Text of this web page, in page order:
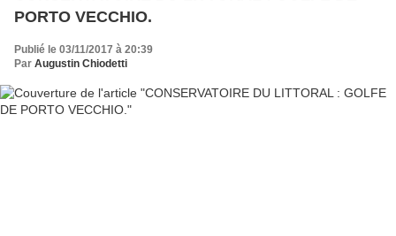
PORTO VECCHIO.
Publié le 03/11/2017 à 20:39
Par Augustin Chiodetti